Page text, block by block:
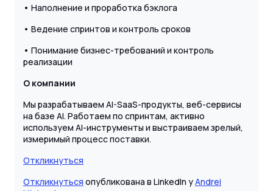
• Наполнение и проработка бэклога
• Ведение спринтов и контроль сроков
• Понимание бизнес-требований и контроль
реализации
О компании
Мы разрабатываем AI-SaaS-продукты, веб-сервисы
на базе AI. Работаем по спринтам, активно
используем AI-инструменты и выстраиваем зрелый,
измеримый процесс поставки.
Откликнуться
Откликнуться опубликована в LinkedIn уAndrei